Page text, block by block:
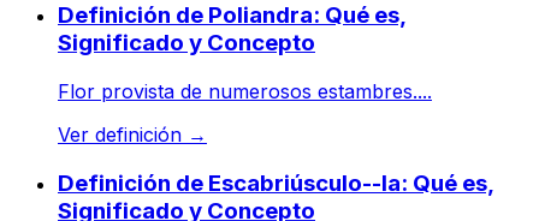
Definición de Poliandra: Qué es,
Significado y Concepto
Flor provista de numerosos estambres....
Ver definición →
Definición de Escabriúsculo--la: Qué es,
Significado y Concepto